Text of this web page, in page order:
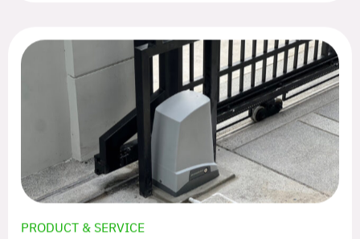
PRODUCT & SERVICE